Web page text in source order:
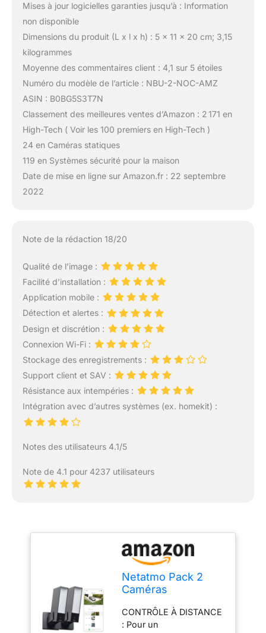
Mises à jour logicielles garanties jusqu’à : Information
non disponible
Dimensions du produit (L x l x h) : 5 x 11 x 20 cm; 3,15
kilogrammes
Moyenne des commentaires client : 4,1 sur 5 étoiles
Numéro du modèle de l’article : NBU-2-NOC-AMZ
ASIN : B0BG5S3T7N
Classement des meilleures ventes d’Amazon : 2 171 en
High-Tech ( Voir les 100 premiers en High-Tech )
24 en Caméras statiques
119 en Systèmes sécurité pour la maison
Date de mise en ligne sur Amazon.fr : 22 septembre
2022
Note de la rédaction 18/20
Qualité de l’image :
Facilité d’installation :
Application mobile :
Détection et alertes :
Design et discrétion :
Connexion Wi-Fi :
Stockage des enregistrements :
Support client et SAV :
Résistance aux intempéries :
Intégration avec d’autres systèmes (ex. homekit) :
Notes des utilisateurs 4.1/5
Note de 4.1 pour 4237 utilisateurs
Netatmo Pack 2
Caméras
Éclairage Intégré,
Détection de
CONTRÔLE À DISTANCE
: Pour un